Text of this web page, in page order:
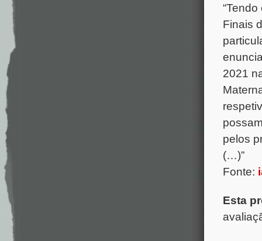
Finais
2021
pelos
(…)”
Fonte:
Esta